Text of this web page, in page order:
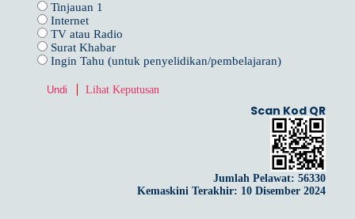
Tinjauan 1
Internet
TV atau Radio
Surat Khabar
Ingin Tahu (untuk penyelidikan/pembelajaran)
Lihat Keputusan
Scan Kod QR
Jumlah Pelawat:56330
Kemaskini Terakhir: 10 Disember 2024